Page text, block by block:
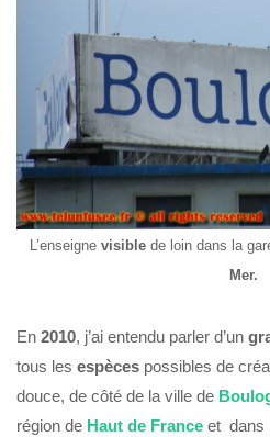
L’enseigne visible de loin dans la
Mer.
En 2010, j’ai entendu parler d’un
tous les espèces possibles de
douce, de côté de la ville de
région de Haut de France et dans